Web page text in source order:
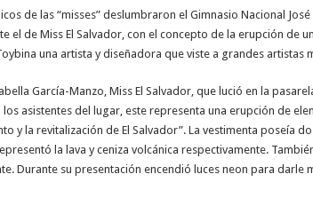
de las “misses” deslumbraron el Gimnasio Nacional
el de Miss El Salvador, con el concepto de la erupción de
una artista y diseñadora que viste a grandes artistas
García-Manzo, Miss El Salvador, que lució en la
asistentes del lugar, este representa una erupción de
y la revitalización de El Salvador”. La vestimenta poseía
la lava y ceniza volcánica respectivamente.
Durante su presentación encendió luces neon para darle